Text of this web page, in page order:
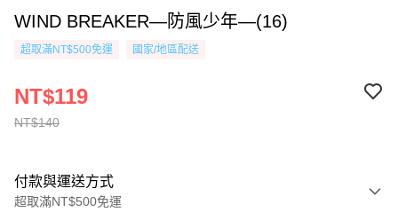
WIND BREAKER—防風少年—(16)
超取滿NT$500免運 國家/地區配送
NT$140
NT$119
付款與運送方式
超取滿NT$500免運